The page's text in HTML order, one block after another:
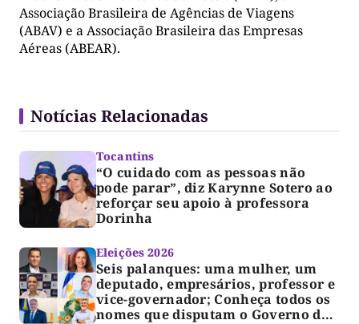
Associação Brasileira de Agências de Viagens
(ABAV) e a Associação Brasileira das Empresas
Aéreas (ABEAR).
Notícias Relacionadas
Tocantins
“O cuidado com as pessoas não
pode parar”, diz Karynne Sotero ao
reforçar seu apoio à professora
Dorinha
Eleições 2026
Seis palanques: uma mulher, um
deputado, empresários, professor e
vice-governador; Conheça todos os
nomes que disputam o Governo do